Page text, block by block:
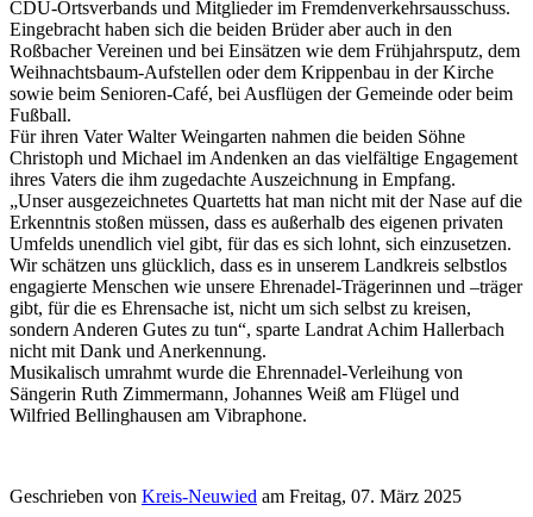
CDU-Ortsverbands und Mitglieder im Fremdenverkehrsausschuss.
Eingebracht haben sich die beiden Brüder aber auch in den
Roßbacher Vereinen und bei Einsätzen wie dem Frühjahrsputz, dem
Weihnachtsbaum-Aufstellen oder dem Krippenbau in der Kirche
sowie beim Senioren-Café, bei Ausflügen der Gemeinde oder beim
Fußball.
Für ihren Vater Walter Weingarten nahmen die beiden Söhne
Christoph und Michael im Andenken an das vielfältige Engagement
ihres Vaters die ihm zugedachte Auszeichnung in Empfang.
„Unser ausgezeichnetes Quartetts hat man nicht mit der Nase auf die
Erkenntnis stoßen müssen, dass es außerhalb des eigenen privaten
Umfelds unendlich viel gibt, für das es sich lohnt, sich einzusetzen.
Wir schätzen uns glücklich, dass es in unserem Landkreis selbstlos
engagierte Menschen wie unsere Ehrenadel-Trägerinnen und –träger
gibt, für die es Ehrensache ist, nicht um sich selbst zu kreisen,
sondern Anderen Gutes zu tun“, sparte Landrat Achim Hallerbach
nicht mit Dank und Anerkennung.
Musikalisch umrahmt wurde die Ehrennadel-Verleihung von
Sängerin Ruth Zimmermann, Johannes Weiß am Flügel und
Wilfried Bellinghausen am Vibraphone.
Geschrieben von Kreis-Neuwied am Freitag, 07. März 2025